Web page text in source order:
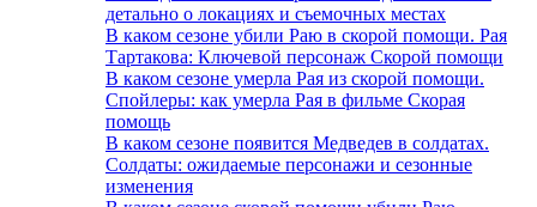
детально о локациях и съемочных местах
В каком сезоне убили Раю в скорой помощи. Рая
Тартакова: Ключевой персонаж Скорой помощи
В каком сезоне умерла Рая из скорой помощи.
Спойлеры: как умерла Рая в фильме Скорая
помощь
В каком сезоне появится Медведев в солдатах.
Солдаты: ожидаемые персонажи и сезонные
изменения